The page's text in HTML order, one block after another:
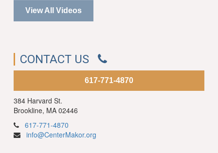
View All Videos
CONTACT US
617-771-4870
384 Harvard St.
Brookline, MA 02446
617-771-4870
info@CenterMakor.org